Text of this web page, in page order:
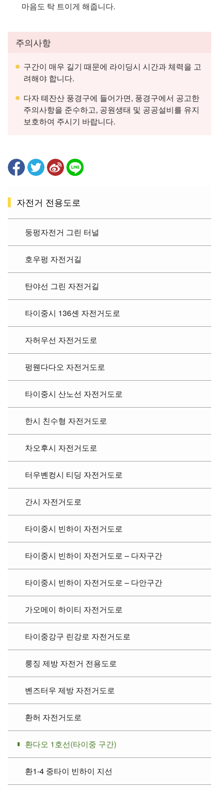
마음도 탁 트이게 해줍니다.
주의사항
구간이 매우 길기 때문에 라이딩시 시간과 체력을 고
려해야 합니다.
다자 톄잔산 풍경구에 들어가면, 풍경구에서 공고한
주의사항을 준수하고, 공원생태 및 공공설비를 유지
보호하여 주시기 바랍니다.
자전거 전용도로
둥펑자전거 그린 터널
호우펑 자전거길
탄야선 그린 자전거길
타이중시 136셴 자전거도로
자허우선 자전거도로
펑웬다다오 자전거도로
타이중시 산노선 자전거도로
한시 친수형 자전거도로
차오후시 자전거도로
터우볜컹시 티딩 자전거도로
간시 자전거도로
타이중시 빈하이 자전거도로
타이중시 빈하이 자전거도로 – 다자구간
타이중시 빈하이 자전거도로 – 다안구간
가오메이 하이티 자전거도로
타이중강구 린강로 자전거도로
룽징 제방 자전거 전용도로
볜즈터우 제방 자전거도로
환허 자전거도로
환다오 1호선(타이중 구간)
환1-4 중타이 빈하이 지선